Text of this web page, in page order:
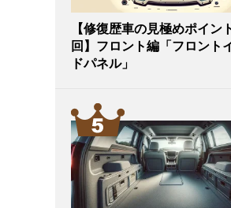
【修復歴車の見極めポイン
回】フロント編「フロント
ドパネル」